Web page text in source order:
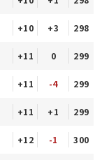
+10 +3 298
+11 0 299
+11 -4 299
+11 +1 299
+12 -1 300